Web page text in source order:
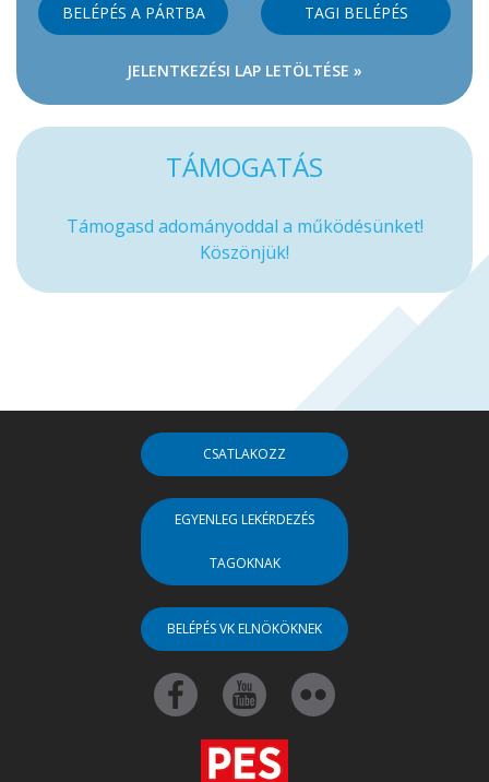
BELÉPÉS A PÁRTBA TAGI BELÉPÉS
JELENTKEZÉSI LAP LETÖLTÉSE »
TÁMOGATÁS
Támogasd adományoddal a működésünket!
Köszönjük!
CSATLAKOZZ
EGYENLEG LEKÉRDEZÉS
TAGOKNAK
BELÉPÉS VK ELNÖKÖKNEK